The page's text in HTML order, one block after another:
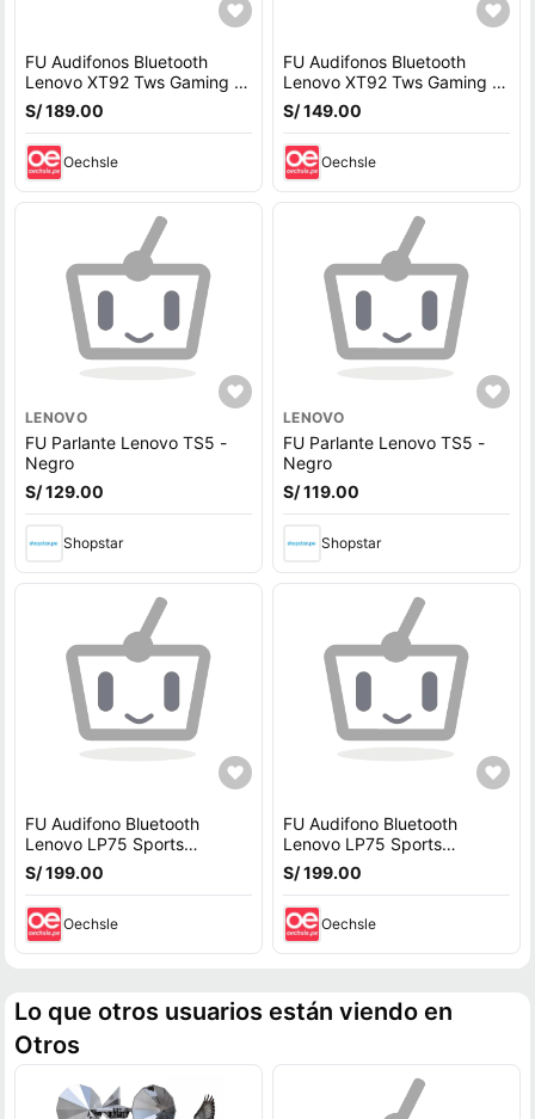
FU Audifonos Bluetooth
Lenovo XT92 Tws Gaming -
Negro
S/ 189.00
Oechsle
FU Audifonos Bluetooth
Lenovo XT92 Tws Gaming -
Negro
S/ 149.00
Oechsle
LENOVO
FU Parlante Lenovo TS5 -
Negro
S/ 129.00
Shopstar
LENOVO
FU Parlante Lenovo TS5 -
Negro
S/ 119.00
Shopstar
FU Audifono Bluetooth
Lenovo LP75 Sports
Wireless 5.3 - Negro
S/ 199.00
Oechsle
FU Audifono Bluetooth
Lenovo LP75 Sports
Wireless 5.3 - Negro
S/ 199.00
Oechsle
Lo que otros usuarios están viendo en
Otros